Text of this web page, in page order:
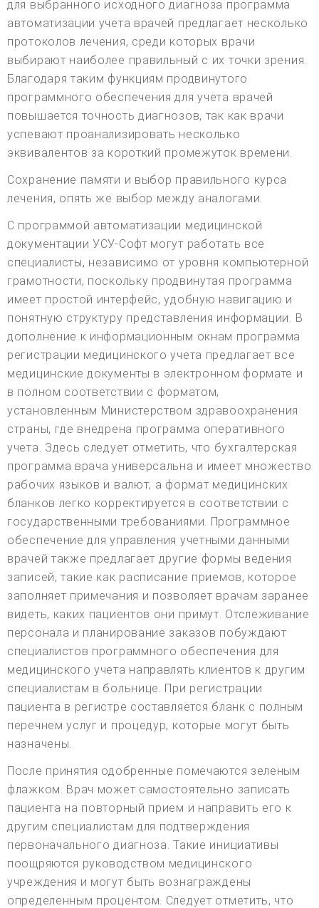
для выбранного исходного диагноза программа
автоматизации учета врачей предлагает несколько
протоколов лечения, среди которых врачи
выбирают наиболее правильный с их точки зрения.
Благодаря таким функциям продвинутого
программного обеспечения для учета врачей
повышается точность диагнозов, так как врачи
успевают проанализировать несколько
эквивалентов за короткий промежуток времени.
Сохранение памяти и выбор правильного курса
лечения, опять же выбор между аналогами.
С программой автоматизации медицинской
документации УСУ-Софт могут работать все
специалисты, независимо от уровня компьютерной
грамотности, поскольку продвинутая программа
имеет простой интерфейс, удобную навигацию и
понятную структуру представления информации. В
дополнение к информационным окнам программа
регистрации медицинского учета предлагает все
медицинские документы в электронном формате и
в полном соответствии с форматом,
установленным Министерством здравоохранения
страны, где внедрена программа оперативного
учета. Здесь следует отметить, что бухгалтерская
программа врача универсальна и имеет множество
рабочих языков и валют, а формат медицинских
бланков легко корректируется в соответствии с
государственными требованиями. Программное
обеспечение для управления учетными данными
врачей также предлагает другие формы ведения
записей, такие как расписание приемов, которое
заполняет примечания и позволяет врачам заранее
видеть, каких пациентов они примут. Отслеживание
персонала и планирование заказов побуждают
специалистов программного обеспечения для
медицинского учета направлять клиентов к другим
специалистам в больнице. При регистрации
пациента в регистре составляется бланк с полным
перечнем услуг и процедур, которые могут быть
назначены.
После принятия одобренные помечаются зеленым
флажком. Врач может самостоятельно записать
пациента на повторный прием и направить его к
другим специалистам для подтверждения
первоначального диагноза. Такие инициативы
поощряются руководством медицинского
учреждения и могут быть вознаграждены
определенным процентом. Следует отметить, что